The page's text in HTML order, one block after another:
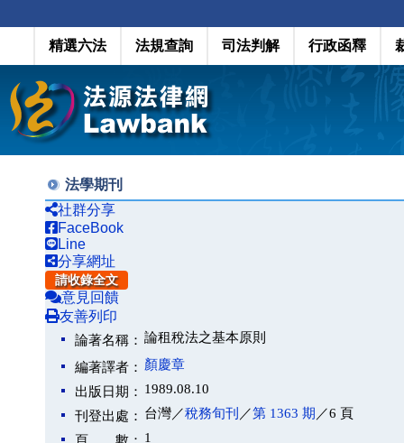
精選六法 法規查詢 司法判解 行政函釋
法學期刊
社群分享
FaceBook
Line
分享網址
請收錄全文
意見回饋
友善列印
論著名稱： 論租稅法之基本原則
編著譯者： 顏慶章
出版日期： 1989.08.10
刊登出處： 台灣／稅務旬刊 ／第 1363 期 ／6 頁
1